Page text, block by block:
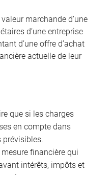
marchande d’une
d’une entreprise
d’une offre d’achat
actuelle de leur
que si les charges
en compte dans
prévisibles.
mesure financière qui
intérêts, impôts et